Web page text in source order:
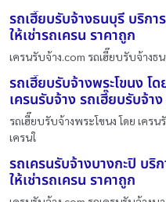
รถเฮี๊ยบรับจ้างธนบุรี บริกา
ให้เช่ารถเครน ราคาถูก
เครนรับจ้าง.com รถเฮี๊ยบรับจ้างธ
รถเฮี๊ยบรับจ้างพระโขนง โ
เครนรับจ้าง รถเฮี๊ยบรับจ้า
รถเฮี๊ยบรับจ้างพระโขนง โดย เคร
เครนใ
รถเครนรับจ้างบางกะปิ บริ
ให้เช่ารถเครน ราคาถูก